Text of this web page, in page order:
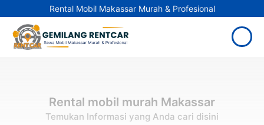
Rental Mobil Makassar Murah & Profesional
Rental mobil murah Makassar
Temukan Informasi yang Anda cari disini